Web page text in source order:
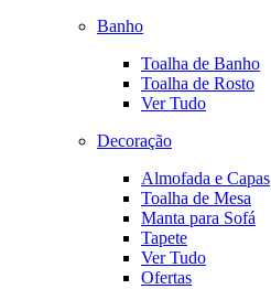
Banho
Toalha de Banho
Toalha de Rosto
Ver Tudo
Decoração
Almofada e Capas
Toalha de Mesa
Manta para Sofá
Tapete
Ver Tudo
Ofertas